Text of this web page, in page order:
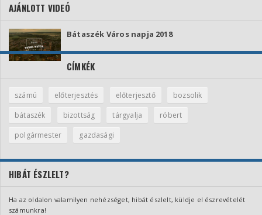
AJÁNLOTT VIDEÓ
Bátaszék Város napja 2018
CÍMKÉK
számú előterjesztés előterjesztő
bozsolik
bátaszék
bizottság tárgyalja
róbert
polgármester
gazdasági
HIBÁT ÉSZLELT?
Ha az oldalon valamilyen nehézséget, hibát észlelt, küldje el észrevételét
számunkra!